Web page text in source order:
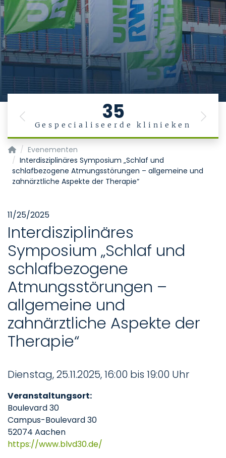
35
Gespecialiseerde klinieken
Previous Next
Startpagina
Evenementen
Interdisziplinäres Symposium „Schlaf und
schlafbezogene Atmungsstörungen – allgemeine und
zahnärztliche Aspekte der Therapie“
11/25/2025
Interdisziplinäres
Symposium „Schlaf und
schlafbezogene
Atmungsstörungen –
allgemeine und
zahnärztliche Aspekte der
Therapie“
Dienstag, 25.11.2025, 16:00 bis 19:00 Uhr
Veranstaltungsort:
Boulevard 30
Campus-Boulevard 30
52074 Aachen
https://www.blvd30.de/